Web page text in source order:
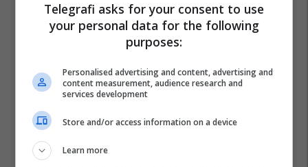
Telegrafi asks for your consent to use
your personal data for the following
purposes:
Personalised advertising and content, advertising and
content measurement, audience research and
services development
Store and/or access information on a device
Learn more